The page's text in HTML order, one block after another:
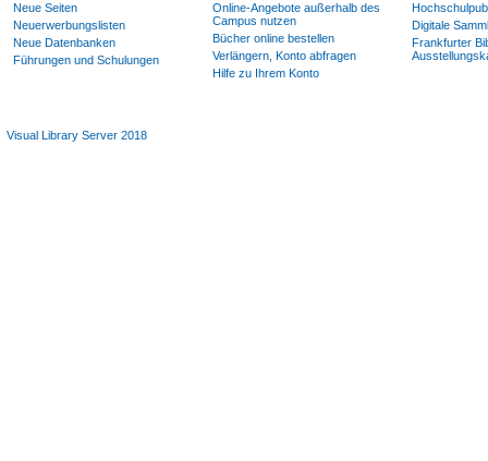
Neue Seiten
Neuerwerbungslisten
Neue Datenbanken
Führungen und Schulungen
Online-Angebote außerhalb des
Campus nutzen
Bücher online bestellen
Verlängern, Konto abfragen
Hilfe zu Ihrem Konto
Digitale
Frankfurter
Visual Library Server 2018